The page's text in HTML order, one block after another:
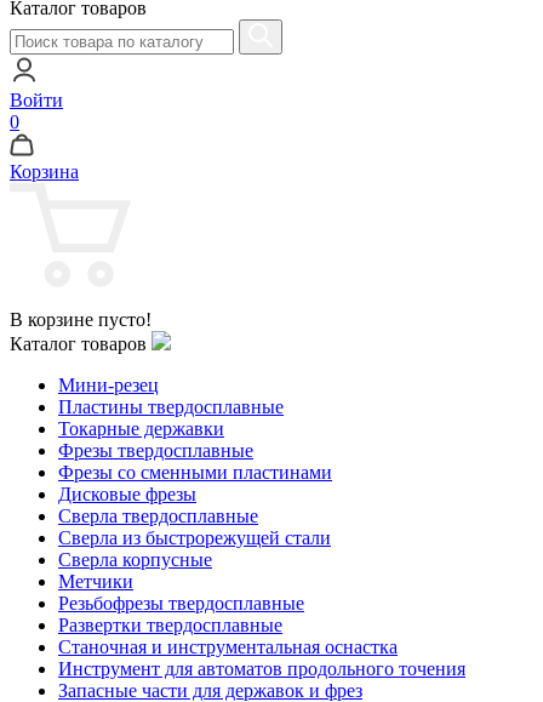
Каталог товаров
Войти
0
Корзина
В корзине пусто!
Каталог товаров
Мини-резец
Пластины твердосплавные
Токарные державки
Фрезы твердосплавные
Фрезы со сменными пластинами
Дисковые фрезы
Сверла твердосплавные
Сверла из быстрорежущей стали
Сверла корпусные
Метчики
Резьбофрезы твердосплавные
Развертки твердосплавные
Станочная и инструментальная оснастка
Инструмент для автоматов продольного точения
Запасные части для державок и фрез